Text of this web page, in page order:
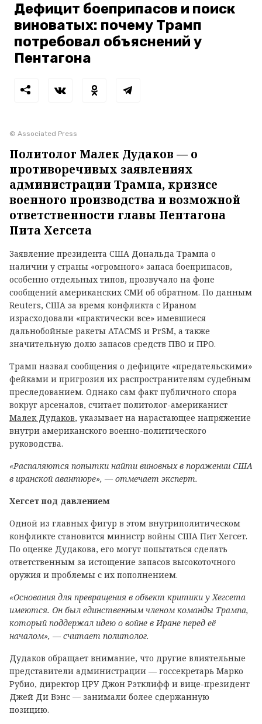
Дефицит боеприпасов и поиск
виноватых: почему Трамп
потребовал объяснений у
Пентагона
© Associated Press
Политолог Малек Дудаков — о
противоречивых заявлениях
администрации Трампа, кризисе
военного производства и возможной
ответственности главы Пентагона
Пита Хегсета
Заявление президента США Дональда Трампа о
наличии у страны «огромного» запаса боеприпасов,
особенно отдельных типов, прозвучало на фоне
сообщений американских СМИ об обратном. По данным
Reuters, США за время конфликта с Ираном
израсходовали «практически все» имевшиеся
дальнобойные ракеты ATACMS и PrSM, а также
значительную долю запасов средств ПВО и ПРО.
Трамп назвал сообщения о дефиците «предательскими»
фейками и пригрозил их распространителям судебным
преследованием. Однако сам факт публичного спора
вокруг арсеналов, считает политолог-американист
Малек Дудаков, указывает на нарастающее напряжение
внутри американского военно-политического
руководства.
«Распаляются попытки найти виновных в поражении США
в иранской авантюре», — отмечает эксперт.
Хегсет под давлением
Одной из главных фигур в этом внутриполитическом
конфликте становится министр войны США Пит Хегсет.
По оценке Дудакова, его могут попытаться сделать
ответственным за истощение запасов высокоточного
оружия и проблемы с их пополнением.
«Основания для превращения в объект критики у Хегсета
имеются. Он был единственным членом команды Трампа,
который поддержал идею о войне в Иране перед её
началом», — считает политолог.
Дудаков обращает внимание, что другие влиятельные
представители администрации — госсекретарь Марко
Рубио, директор ЦРУ Джон Рэтклифф и вице-президент
Джей Ди Вэнс — занимали более сдержанную
позицию.